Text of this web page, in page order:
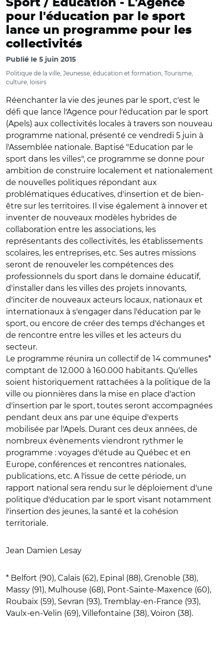
Sport / Education - L'Agence
pour l'éducation par le sport
lance un programme pour les
collectivités
Publié le 5 juin 2015
Politique de la ville, Jeunesse, éducation et formation, Tourisme,
culture, loisirs
Réenchanter la vie des jeunes par le sport, c'est le
défi que lance l'Agence pour l'éducation par le sport
(Apels) aux collectivités locales à travers son nouveau
programme national, présenté ce vendredi 5 juin à
l'Assemblée nationale. Baptisé "Education par le
sport dans les villes", ce programme se donne pour
ambition de construire localement et nationalement
de nouvelles politiques répondant aux
problématiques éducatives, d'insertion et de bien-
être sur les territoires. Il vise également à innover et
inventer de nouveaux modèles hybrides de
collaboration entre les associations, les
représentants des collectivités, les établissements
scolaires, les entreprises, etc. Ses autres missions
seront de renouveler les compétences des
professionnels du sport dans le domaine éducatif,
d'installer dans les villes des projets innovants,
d'inciter de nouveaux acteurs locaux, nationaux et
internationaux à s'engager dans l'éducation par le
sport, ou encore de créer des temps d'échanges et
de rencontre entre les villes et les acteurs du
secteur.
Le programme réunira un collectif de 14 communes*
comptant de 12.000 à 160.000 habitants. Qu'elles
soient historiquement rattachées à la politique de la
ville ou pionnières dans la mise en place d'action
d'insertion par le sport, toutes seront accompagnées
pendant deux ans par une équipe d'experts
mobilisée par l'Apels. Durant ces deux années, de
nombreux évènements viendront rythmer le
programme : voyages d'étude au Québec et en
Europe, conférences et rencontres nationales,
publications, etc. A l'issue de cette période, un
rapport national sera rendu sur le déploiement d'une
politique d'éducation par le sport visant notamment
l'insertion des jeunes, la santé et la cohésion
territoriale.
Jean Damien Lesay
* Belfort (90), Calais (62), Epinal (88), Grenoble (38),
Massy (91), Mulhouse (68), Pont-Sainte-Maxence (60),
Roubaix (59), Sevran (93), Tremblay-en-France (93),
Vaulx-en-Velin (69), Villefontaine (38), Voiron (38).